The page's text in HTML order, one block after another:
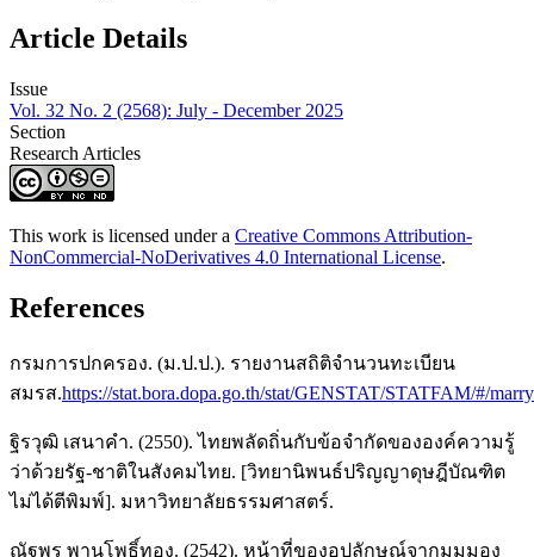
Article Details
Issue
Vol. 32 No. 2 (2568): July - December 2025
Section
Research Articles
This work is licensed under a Creative Commons Attribution-
NonCommercial-NoDerivatives 4.0 International License.
References
กรมการปกครอง. (ม.ป.ป.). รายงานสถิติจำนวนทะเบียน
สมรส.https://stat.bora.dopa.go.th/stat/GENSTAT/STATFAM/#/marry
ฐิรวุฒิ เสนาคำ. (2550). ไทยพลัดถิ่นกับข้อจำกัดขององค์ความรู้
ว่าด้วยรัฐ-ชาติในสังคมไทย. [วิทยานิพนธ์ปริญญาดุษฎีบัณฑิต
ไม่ได้ตีพิมพ์]. มหาวิทยาลัยธรรมศาสตร์.
ณัฐพร พานโพธิ์ทอง. (2542). หน้าที่ของอุปลักษณ์จากมุมมอง